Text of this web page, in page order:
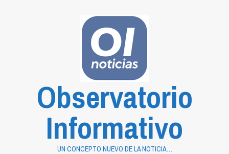
Observatorio
Informativo
UN CONCEPTO NUEVO DE LA NOTICIA…